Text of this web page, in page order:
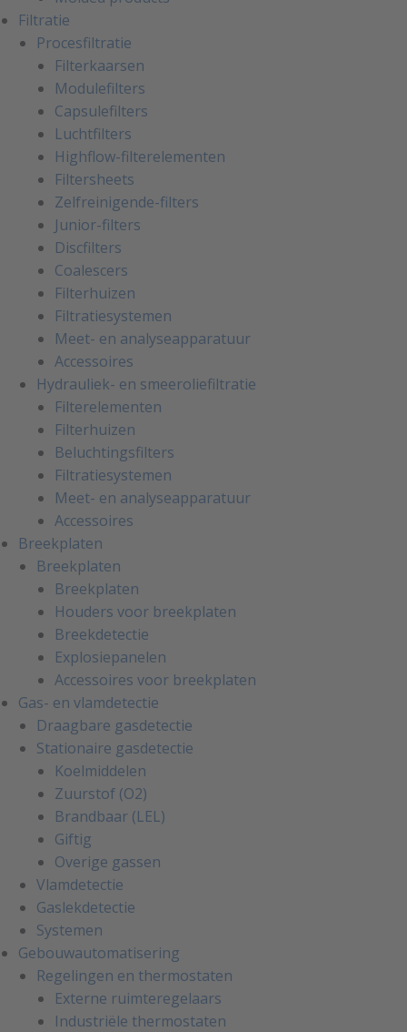
Filtratie
Procesfiltratie
Filterkaarsen
Modulefilters
Capsulefilters
Luchtfilters
Highflow-filterelementen
Filtersheets
Zelfreinigende-filters
Junior-filters
Discfilters
Coalescers
Filterhuizen
Filtratiesystemen
Meet- en analyseapparatuur
Accessoires
Hydrauliek- en smeeroliefiltratie
Filterelementen
Filterhuizen
Beluchtingsfilters
Filtratiesystemen
Meet- en analyseapparatuur
Accessoires
Breekplaten
Breekplaten
Breekplaten
Houders voor breekplaten
Breekdetectie
Explosiepanelen
Accessoires voor breekplaten
Gas- en vlamdetectie
Draagbare gasdetectie
Stationaire gasdetectie
Koelmiddelen
Zuurstof (O2)
Brandbaar (LEL)
Giftig
Overige gassen
Vlamdetectie
Gaslekdetectie
Systemen
Gebouwautomatisering
Regelingen en thermostaten
Externe ruimteregelaars
Industriële thermostaten